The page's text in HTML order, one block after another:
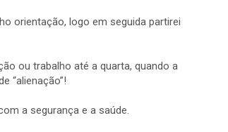
orientação, logo em seguida partirei
ou trabalho até a quarta, quando a
“alienação”!
a segurança e a saúde.